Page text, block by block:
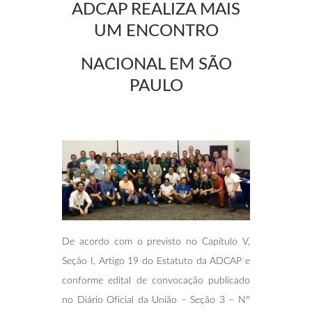
ADCAP REALIZA MAIS
UM ENCONTRO
NACIONAL EM SÃO
PAULO
De acordo com o previsto no Capítulo V,
Seção I, Artigo 19 do Estatuto da ADCAP e
conforme edital de convocação publicado
no Diário Oficial da União – Seção 3 – Nº